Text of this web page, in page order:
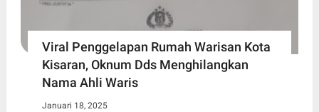
Viral Penggelapan Rumah Warisan Kota
Kisaran, Oknum Dds Menghilangkan
Nama Ahli Waris
Januari 18, 2025